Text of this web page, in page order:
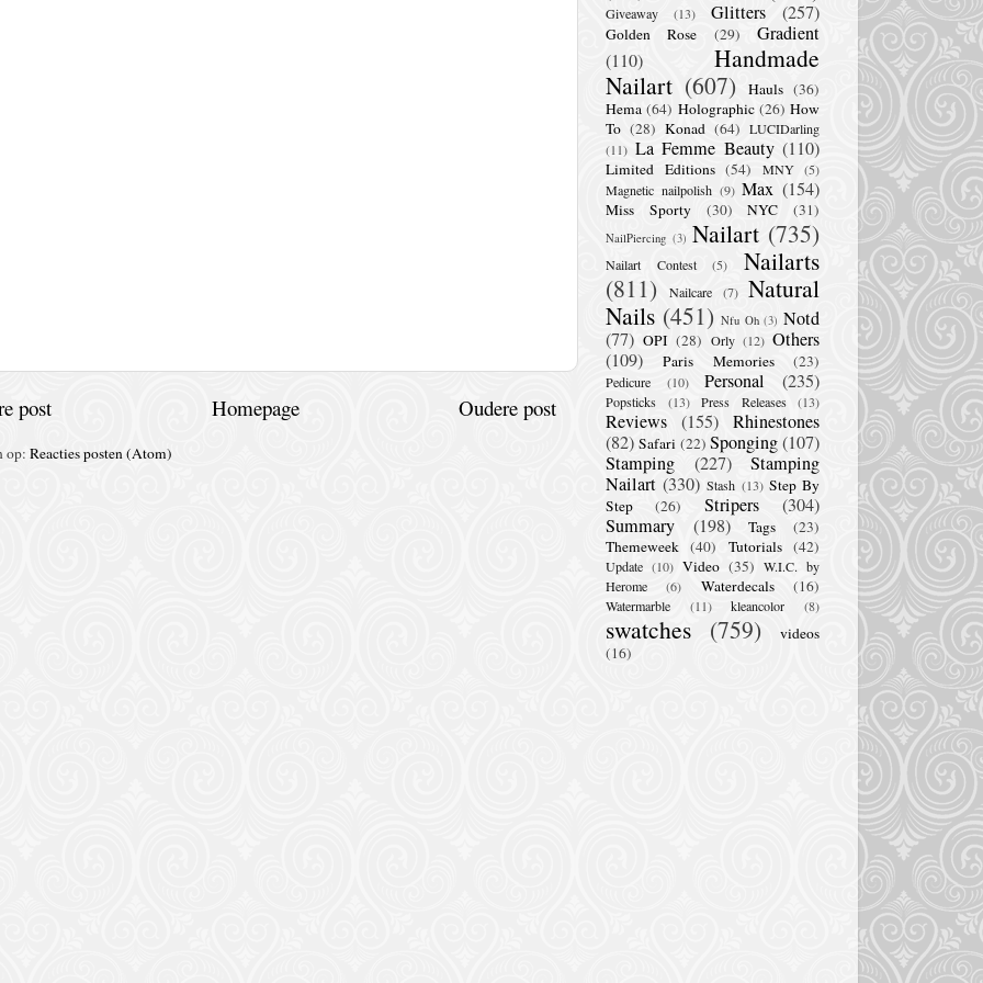
post Oudere post
Homepage
op: Reacties posten (Atom)
Giveaway (13) Glitters (257)
Golden Rose (29)
Gradient
(110)
Handmade
Nailart (607) Hauls (36)
Hema (64) Holographic (26) How
To (28) Konad (64) LUCIDarling
(11) La Femme Beauty (110)
Limited Editions (54) MNY (5)
Magnetic nailpolish (9) Max (154)
Miss Sporty (30) NYC (31)
NailPiercing (3) Nailart (735)
Nailart Contest (5)
Nailarts
(811)
Nailcare (7) Natural
Nails (451) Nfu Oh (3) Notd
(77) OPI (28) Orly (12) Others
(109)
Paris Memories (23)
Pedicure (10) Personal (235)
Popsticks (13) Press Releases (13)
Reviews (155) Rhinestones
(82) Safari (22) Sponging(107)
Stamping
(227)
Stamping
Nailart (330) Stash (13) Step By
Step
(26) Stripers
(304)
Summary
(198) Tags
(23)
Themeweek (40) Tutorials (42)
Update (10) Video (35) W.I.C. by
Herome
(6) Waterdecals (16)
Watermarble (11) kleancolor (8)
swatches (759)
videos
(16)